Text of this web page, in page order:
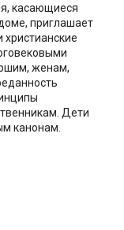
касающиеся
приглашает
христианские
женам,
Дети
канонам.